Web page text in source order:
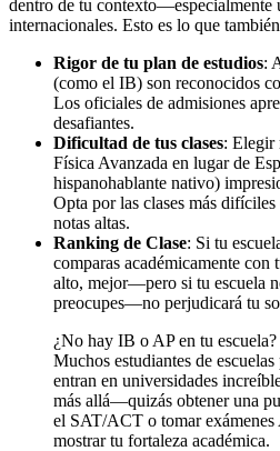
dentro de tu contexto—especialmente
internacionales. Esto es lo que
Rigor de tu plan de estudios:
(como el IB) son reconocidos
Los oficiales de admisiones
desafiantes.
Dificultad de tus clases: Elegir
Física Avanzada en lugar de
hispanohablante nativo)
Opta por las clases más
notas altas.
Ranking de Clase: Si tu
comparas académicamente con
alto, mejor—pero si tu escuela
preocupes—no perjudicará tu
¿No hay IB o AP en tu
Muchos estudiantes de
entran en universidades
más allá—quizás obtener una
el SAT/ACT o tomar exámenes
mostrar tu fortaleza académica.